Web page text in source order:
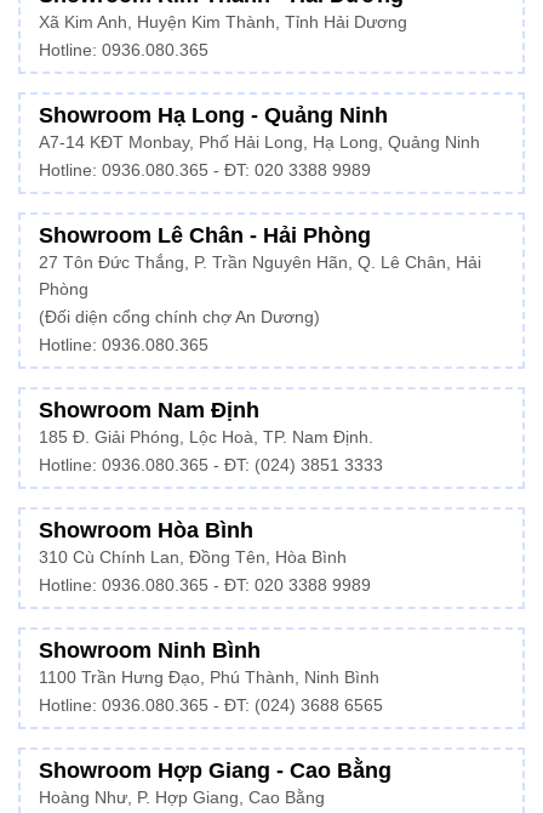
Xã Kim Anh, Huyện Kim Thành, Tỉnh Hải Dương
Hotline: 0936.080.365
Showroom Hạ Long - Quảng Ninh
A7-14 KĐT Monbay, Phố Hải Long, Hạ Long, Quảng Ninh
Hotline: 0936.080.365 - ĐT: 020 3388 9989
Showroom Lê Chân - Hải Phòng
27 Tôn Đức Thắng, P. Trần Nguyên Hãn, Q. Lê Chân, Hải
Phòng
(Đối diện cổng chính chợ An Dương)
Hotline: 0936.080.365
Showroom Nam Định
185 Đ. Giải Phóng, Lộc Hoà, TP. Nam Định.
Hotline: 0936.080.365 - ĐT: (024) 3851 3333
Showroom Hòa Bình
310 Cù Chính Lan, Đồng Tên, Hòa Bình
Hotline: 0936.080.365 - ĐT: 020 3388 9989
Showroom Ninh Bình
1100 Trần Hưng Đạo, Phú Thành, Ninh Bình
Hotline: 0936.080.365 - ĐT: (024) 3688 6565
Showroom Hợp Giang - Cao Bằng
Hoàng Như, P. Hợp Giang, Cao Bằng